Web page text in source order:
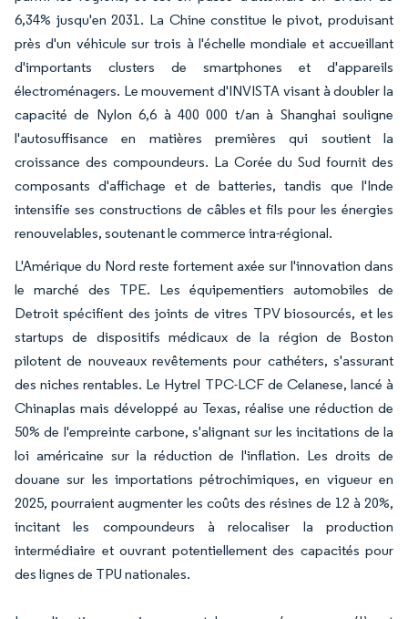
6,34% jusqu'en 2031. La Chine constitue le pivot, produisant
près d'un véhicule sur trois à l'échelle mondiale et accueillant
d'importants clusters de smartphones et d'appareils
électroménagers. Le mouvement d'INVISTA visant à doubler la
capacité de Nylon 6,6 à 400 000 t/an à Shanghai souligne
l'autosuffisance en matières premières qui soutient la
croissance des compoundeurs. La Corée du Sud fournit des
composants d'affichage et de batteries, tandis que l'Inde
intensifie ses constructions de câbles et fils pour les énergies
renouvelables, soutenant le commerce intra-régional.
L'Amérique du Nord reste fortement axée sur l'innovation dans
le marché des TPE. Les équipementiers automobiles de
Detroit spécifient des joints de vitres TPV biosourcés, et les
startups de dispositifs médicaux de la région de Boston
pilotent de nouveaux revêtements pour cathéters, s'assurant
des niches rentables. Le Hytrel TPC-LCF de Celanese, lancé à
Chinaplas mais développé au Texas, réalise une réduction de
50% de l'empreinte carbone, s'alignant sur les incitations de la
loi américaine sur la réduction de l'inflation. Les droits de
douane sur les importations pétrochimiques, en vigueur en
2025, pourraient augmenter les coûts des résines de 12 à 20%,
incitant les compoundeurs à relocaliser la production
intermédiaire et ouvrant potentiellement des capacités pour
des lignes de TPU nationales.